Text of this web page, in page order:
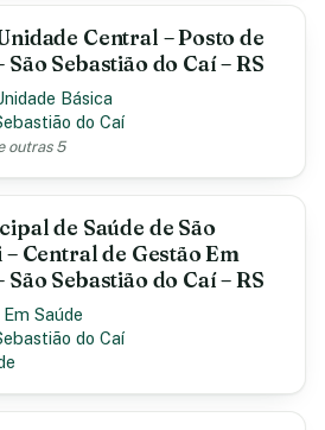
Central – Posto de
São Sebastião do Caí – RS
Básica
do Caí
outras 5
de Saúde de São
– Central de Gestão Em
São Sebastião do Caí – RS
Saúde
do Caí